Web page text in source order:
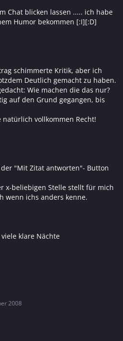
Chat blicken lassen ..... ich habe
Humor bekommen [:I][:D]
schimmerte Kritik, aber ich
Deutlich gemacht zu haben.
Wie machen die das nur?
auf den Grund gegangen, bis
natürlich vollkommen Recht!
"Mit Zitat antworten"- Button
x-beliebigen Stelle stellt für mich
wenn ichs anders kenne.
klare Nächte
2008